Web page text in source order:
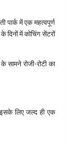
पार्क में एक महत्वपूर्ण
में कोचिंग सेंटरों
सामने रोजी-रोटी का
इसके लिए जल्द ही एक